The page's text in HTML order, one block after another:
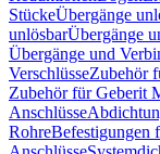
StückeÜbergänge
unlösbarÜbergänge
Übergänge und
VerschlüsseZubehör
Zubehör für Geberit
Anschlüsse
RohreBefestigungen